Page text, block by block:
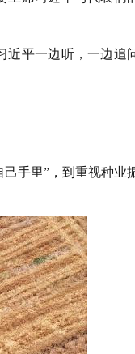
平一边听，一边追
手里”，到重视种业